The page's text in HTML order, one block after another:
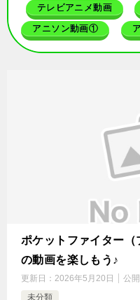
テレビアニメ動画
アニソン動画①
ポケットファイター（
の動画を楽しもう♪
更新日： 2026年5月20日 公開
未分類